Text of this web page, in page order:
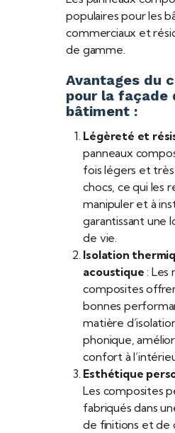
populaires pour les
commerciaux et
de gamme.
Avantages du
pour la façade
bâtiment :
Légèreté et
panneaux
fois légers et
chocs, ce qui les
manipuler et à
garantissant une
de vie.
Isolation
acoustique : Les
composites
bonnes
matière
phonique,
confort à
Esthétique
Les composites
fabriqués dans
de finitions et de